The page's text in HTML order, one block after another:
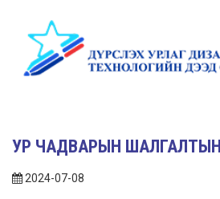
УР ЧАДВАРЫН ШАЛГАЛТЫН
2024-07-08